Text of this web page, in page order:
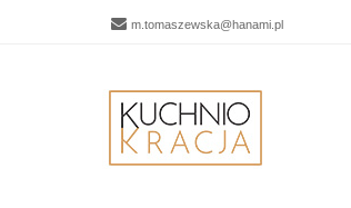
m.tomaszewska@hanami.pl